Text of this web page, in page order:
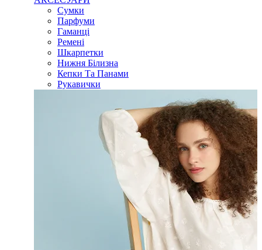
Сумки
Парфуми
Гаманці
Ремені
Шкарпетки
Нижня Білизна
Кепки Та Панами
Рукавички